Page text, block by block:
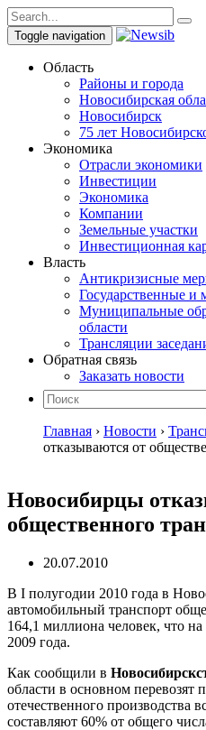
Toggle navigation
Область
Районы и города
Новосибирская
Новосибирск
75 лет
Экономика
Отрасли экономики
Инвестиции
Экономика
Компании
Земельные участки
Инвестиционная
Власть
Антикризисные
Государственные и
Муниципальные
области
Трансляции
Обратная связь
Заказать новости
Главная › Новости ›
отказываются от
Новосибирцы
общественного
20.07.2010
В I полугодии 2010 года в
автомобильный транспорт
164,1 миллиона человек, что
2009 года.
Как сообщили в
области в основном перевозят
отечественного
составляют 60% от общего